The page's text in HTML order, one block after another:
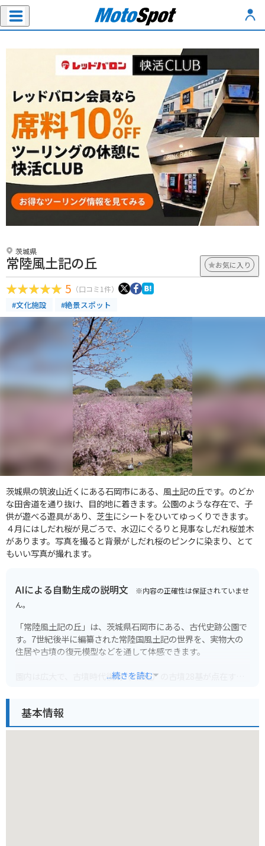
茨城県
常陸風土記の丘 お気に入り
5 （口コミ1件）
#文化施設 #絶景スポット
茨城県の筑波山近くにある石岡市にある、風土記の丘です。のどか
な田舎道を通り抜け、目的地に着きます。公園のような存在で、子
供が遊べる遊具があり、芝生にシートをひいてゆっくりできます。
４月にはしだれ桜が見ごろで、水辺にぐるりと見事なしだれ桜並木
があります。写真を撮ると背景がしだれ桜のピンクに染まり、とて
もいい写真が撮れます。
AIによる自動生成の説明文 ※内容の正確性は保証されていませ
ん。
「常陸風土記の丘」は、茨城県石岡市にある、古代史跡公園で
す。7世紀後半に編纂された常陸国風土記の世界を、実物大の
住居や古墳の復元模型などを通して体感できます。
園内は広大で、古墳時代後期（6世紀）の古墳28基が点在する
がら、のんびりと散策を楽しむことができます。
...続きを読む
基本情報